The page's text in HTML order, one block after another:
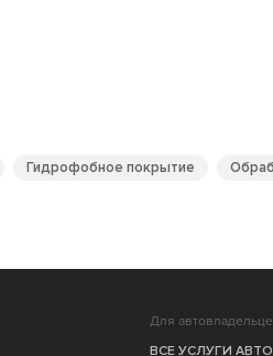
Гидрофобное покрытие
Для
ВСЕ УСЛУГИ